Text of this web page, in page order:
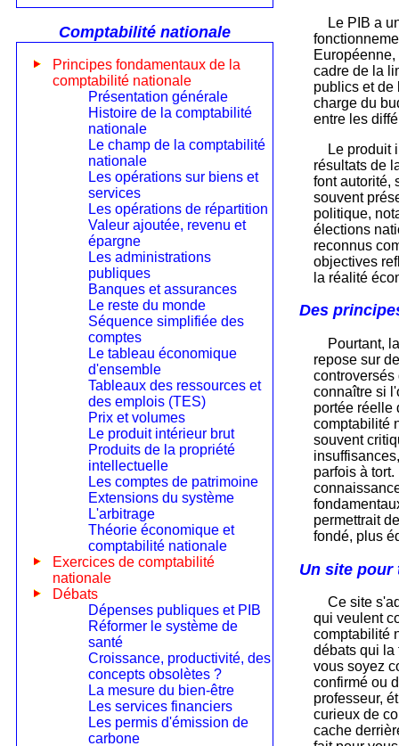
Le PIB a
cadre de la
publics et de
charge du
entre les
Le produit
résultats de
font autorité,
souvent
politique,
élections
reconnus
objectives
la réalité
Des
Pourtant,
repose sur
controversés
connaître si
portée réelle
comptabilité
souvent
parfois à
permettrait
fondé, plus
Un site pour
Ce site
qui veulent
comptabilité
débats qui la
vous soyez
confirmé ou
professeur,
curieux de
cache
Comptabilité nationale
Principes fondamentaux de la
comptabilité nationale
Présentation générale
Histoire de la comptabilité
nationale
Le champ de la comptabilité
nationale
Les opérations sur biens et
services
Les opérations de répartition
Valeur ajoutée, revenu et
épargne
Les administrations
publiques
Banques et assurances
Le reste du monde
Séquence simplifiée des
comptes
Le tableau économique
d'ensemble
Tableaux des ressources et
des emplois (TES)
Prix et volumes
Le produit intérieur brut
Produits de la propriété
intellectuelle
Les comptes de patrimoine
Extensions du système
L'arbitrage
Théorie économique et
comptabilité nationale
Exercices de comptabilité
nationale
Débats
Dépenses publiques et PIB
Réformer le système de
santé
Croissance, productivité, des
concepts obsolètes ?
La mesure du bien-être
Les services financiers
Les permis d'émission de
carbone